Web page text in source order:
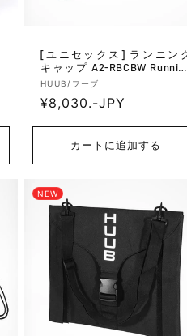
[ユニセックス] ランニング
キャップ A2-RBCBW Running
Baseball Cap - Black/White
販
売
HUUB/フーブ
通
格
¥8,030.-JPY
カートに追加する
NEW